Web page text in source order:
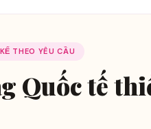
THEO YÊU CẦU
Quốc tế